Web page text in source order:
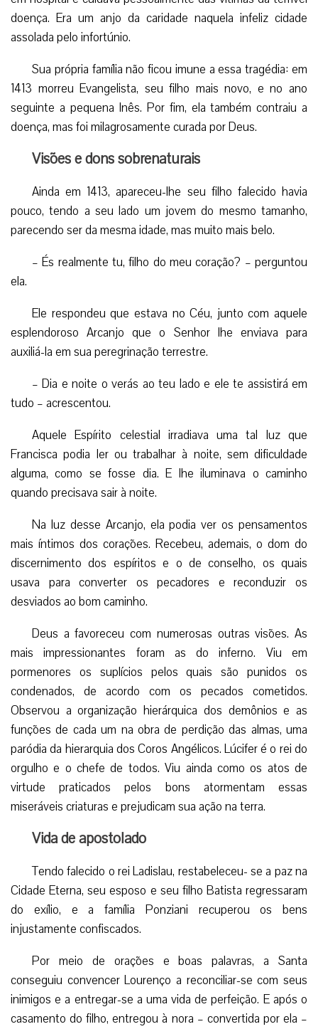
doença. Era um anjo da caridade naquela infeliz cidade
assolada pelo infortúnio.
Sua própria família não ficou imune a essa tragédia: em
1413 morreu Evangelista, seu filho mais novo, e no ano
seguinte a pequena Inês. Por fim, ela também contraiu a
doença, mas foi milagrosamente curada por Deus.
Visões e dons sobrenaturais
Ainda em 1413, apareceu-lhe seu filho falecido havia
pouco, tendo a seu lado um jovem do mesmo tamanho,
parecendo ser da mesma idade, mas muito mais belo.
– És realmente tu, filho do meu coração? – perguntou
ela.
Ele respondeu que estava no Céu, junto com aquele
esplendoroso Arcanjo que o Senhor lhe enviava para
auxiliá-la em sua peregrinação terrestre.
– Dia e noite o verás ao teu lado e ele te assistirá em
tudo – acrescentou.
Aquele Espírito celestial irradiava uma tal luz que
Francisca podia ler ou trabalhar à noite, sem dificuldade
alguma, como se fosse dia. E lhe iluminava o caminho
quando precisava sair à noite.
Na luz desse Arcanjo, ela podia ver os pensamentos
mais íntimos dos corações. Recebeu, ademais, o dom do
discernimento dos espíritos e o de conselho, os quais
usava para converter os pecadores e reconduzir os
desviados ao bom caminho.
Deus a favoreceu com numerosas outras visões. As
mais impressionantes foram as do inferno. Viu em
pormenores os suplícios pelos quais são punidos os
condenados, de acordo com os pecados cometidos.
Observou a organização hierárquica dos demônios e as
funções de cada um na obra de perdição das almas, uma
paródia da hierarquia dos Coros Angélicos. Lúcifer é o rei do
orgulho e o chefe de todos. Viu ainda como os atos de
virtude praticados pelos bons atormentam essas
miseráveis criaturas e prejudicam sua ação na terra.
Vida de apostolado
Tendo falecido o rei Ladislau, restabeleceu- se a paz na
Cidade Eterna, seu esposo e seu filho Batista regressaram
do exílio, e a família Ponziani recuperou os bens
injustamente confiscados.
Por meio de orações e boas palavras, a Santa
conseguiu convencer Lourenço a reconciliar-se com seus
inimigos e a entregar-se a uma vida de perfeição. E após o
casamento do filho, entregou à nora – convertida por ela –